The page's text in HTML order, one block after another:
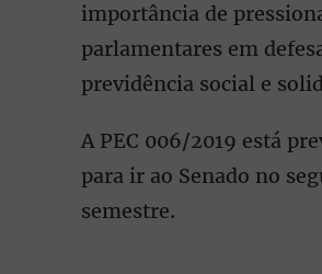
importância de
parlamentares em
previdência social e
A PEC 006/2019 está
para ir ao Senado no
semestre.